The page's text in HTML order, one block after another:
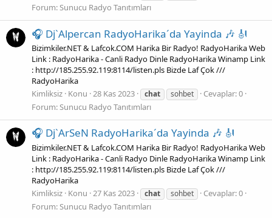
Forum:Sunucu Radyo Tanıtımları
🎧 Dj`Alpercan RadyoHarika´da Yayinda 🎶 🎻
Bizimkiler.NET & Lafcok.COM Harika Bir Radyo! RadyoHarika Web
Link : RadyoHarika - Canli Radyo Dinle RadyoHarika Winamp Link
: http://185.255.92.119:8114/listen.pls Bizde Laf Çok ///
RadyoHarika
Kimliksiz Konu 28 Kas 2023 chat sohbet
Cevaplar: 0
Forum:Sunucu Radyo Tanıtımları
🎧 Dj`ArSeN RadyoHarika´da Yayinda 🎶 🎻
Bizimkiler.NET & Lafcok.COM Harika Bir Radyo! RadyoHarika Web
Link : RadyoHarika - Canli Radyo Dinle RadyoHarika Winamp Link
: http://185.255.92.119:8114/listen.pls Bizde Laf Çok ///
RadyoHarika
Kimliksiz Konu 27 Kas 2023 chat sohbet
Cevaplar: 0
Forum:Sunucu Radyo Tanıtımları